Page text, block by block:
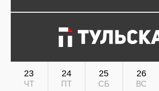
23
ЧТ
24
ПТ
25
СБ
26
ВС